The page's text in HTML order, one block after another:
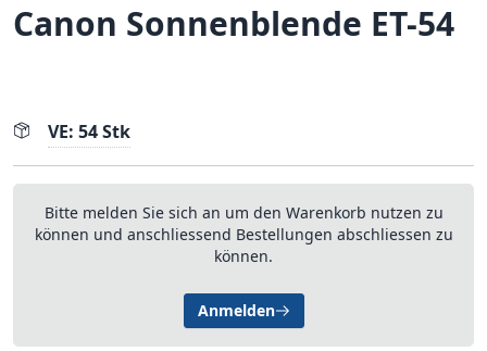
Canon Sonnenblende ET-54
VE: 54 Stk
Bitte melden Sie sich an um den Warenkorb nutzen zu
können und anschliessend Bestellungen abschliessen zu
können.
Anmelden